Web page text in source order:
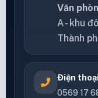
Văn
A - khu
Thành
Điện thoại
0569 17